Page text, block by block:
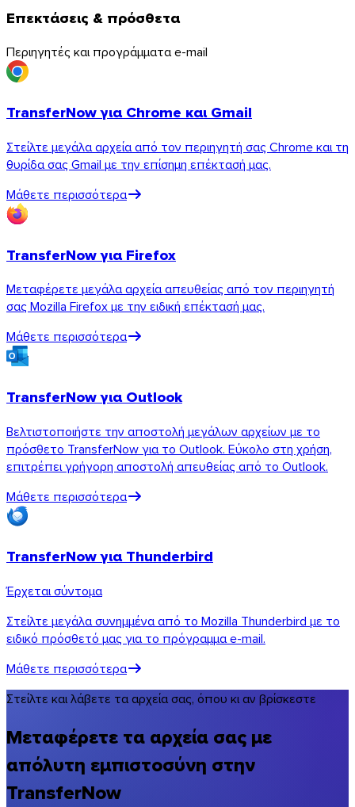
Επεκτάσεις & πρόσθετα
Περιηγητές και προγράμματα e-mail
TransferNow για Chrome και Gmail
Στείλτε μεγάλα αρχεία από τον περιηγητή σας Chrome και τη
θυρίδα σας Gmail με την επίσημη επέκτασή μας.
Μάθετε περισσότερα
TransferNow για Firefox
Μεταφέρετε μεγάλα αρχεία απευθείας από τον περιηγητή
σας Mozilla Firefox με την ειδική επέκτασή μας.
Μάθετε περισσότερα
TransferNow για Outlook
Βελτιστοποιήστε την αποστολή μεγάλων αρχείων με το
πρόσθετο TransferNow για το Outlook. Εύκολο στη χρήση,
επιτρέπει γρήγορη αποστολή απευθείας από το Outlook.
Μάθετε περισσότερα
TransferNow για Thunderbird
Έρχεται σύντομα
Στείλτε μεγάλα συνημμένα από το Mozilla Thunderbird με το
ειδικό πρόσθετό μας για το πρόγραμμα e-mail.
Μάθετε περισσότερα
Στείλτε και λάβετε τα αρχεία σας, όπου κι αν βρίσκεστε
Μεταφέρετε τα αρχεία σας με
απόλυτη εμπιστοσύνη στην
TransferNow